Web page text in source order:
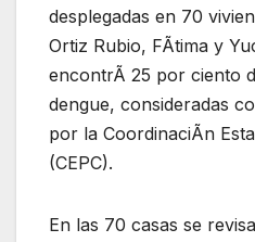
desplegadas en 70
Ortiz Rubio, FÃtima y
encontrÃ 25 por ciento
dengue, consideradas
por la CoordinaciÃn
(CEPC).
En las 70 casas se